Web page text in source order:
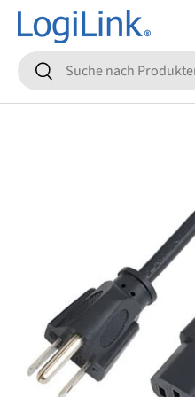
Direkt zum Inhalt
Suchen
Suchen